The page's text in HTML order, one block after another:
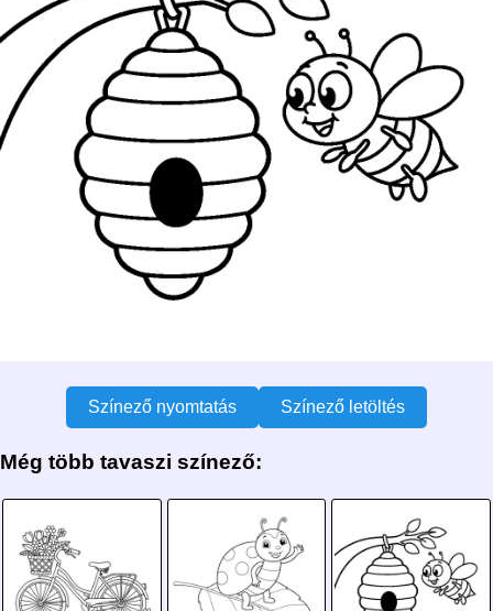
Színező nyomtatás Színező letöltés
Még több tavaszi színező: